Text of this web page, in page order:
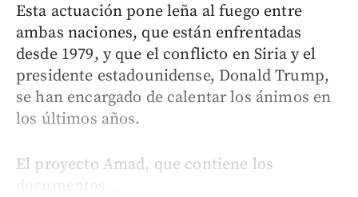
Esta actuación pone leña al fuego entre
ambas naciones, que están enfrentadas
desde 1979, y que el conflicto en Siria y el
presidente estadounidense, Donald Trump,
se han encargado de calentar los ánimos en
los últimos años.
El proyecto Amad, que contiene los
documentos...